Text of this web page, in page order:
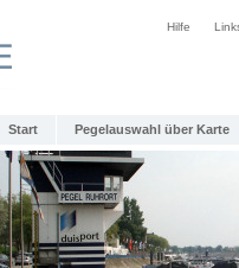
Hilfe
Start Pegelauswahl über Karte